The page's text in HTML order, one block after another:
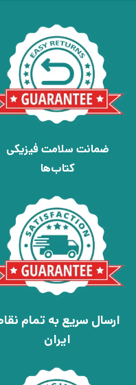
ضمانت سلامت فیزیکی
کتاب‌ها
ارسال سریع به تمام
ایران